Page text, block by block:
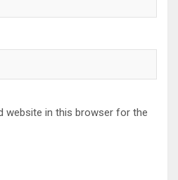
website in this browser for the